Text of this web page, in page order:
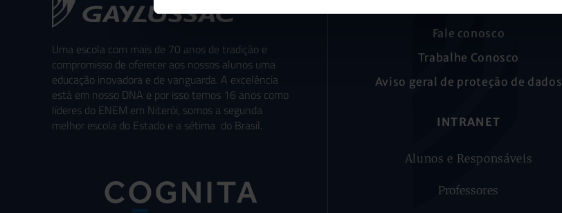
Uma escola com mais de 70 anos de tradição e
compromisso de oferecer aos nossos alunos uma
educação inovadora e de vanguarda. A excelência
está em nosso DNA e por isso temos 16 anos como
líderes do ENEM em Niterói, somos a segunda
melhor escola do Estado e a sétima do Brasil.
Fale conosco
Trabalhe Conosco
Aviso geral de proteção de dados
INTRANET
Alunos e Responsáveis
Professores